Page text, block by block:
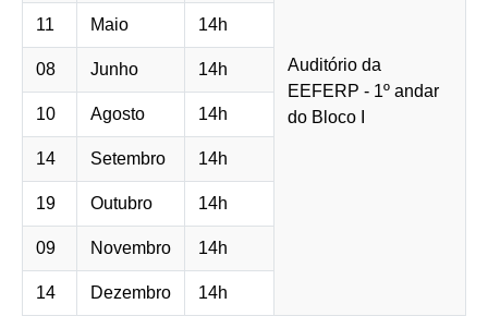
Auditório da
EEFERP - 1º andar
do Bloco I
11 Maio 14h
08 Junho 14h
10 Agosto 14h
14 Setembro 14h
19 Outubro 14h
09 Novembro 14h
14 Dezembro 14h